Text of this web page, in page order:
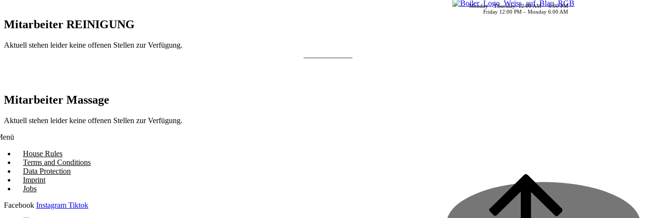
Monday – Thursday: 12:00 AM – 6:00 PM
Friday 12:00 PM – Monday 6:00 AM
Mitarbeiter REINIGUNG
Aktuell stehen leider keine offenen Stellen zur Verfügung.
Mitarbeiter Massage
Aktuell stehen leider keine offenen Stellen zur Verfügung.
House Rules
Terms and Conditions
Data Protection
Imprint
Jobs
Facebook Instagram Tiktok